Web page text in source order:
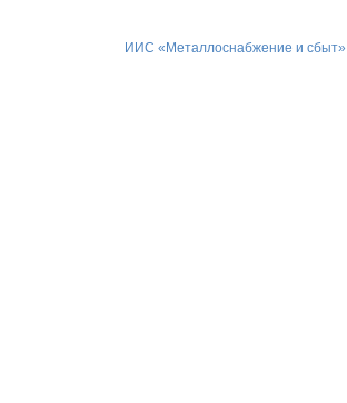
ИИС «Металлоснабжение и сбыт»